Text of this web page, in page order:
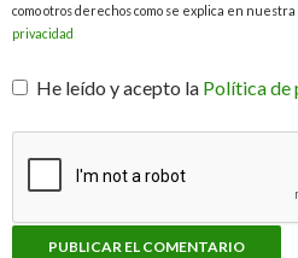
como otros derechos como se explica en
privacidad
He leído y acepto la Política de